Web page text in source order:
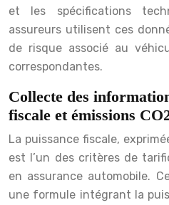
et les spécifications
assureurs utilisent ces
de risque associé au
correspondantes.
Collecte des
fiscale et émissions
La puissance fiscale,
est l’un des critères de
en assurance automobile.
une formule intégrant la